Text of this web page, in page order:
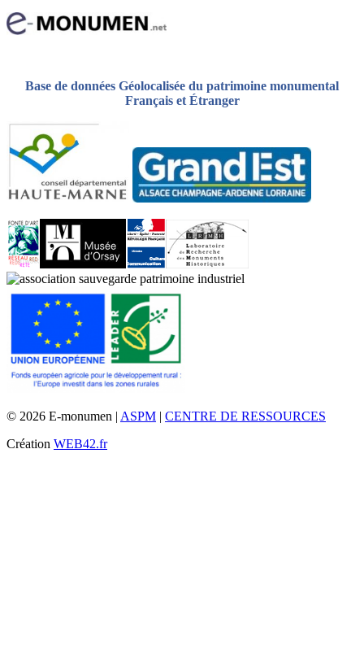
Base de données Géolocalisée du patrimoine monumental
Français et Étranger
© 2026 E-monumen | ASPM | CENTRE DE RESSOURCES
Création WEB42.fr